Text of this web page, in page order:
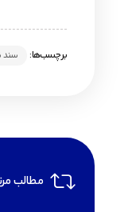
برچسب‌ها: سند
مطالب